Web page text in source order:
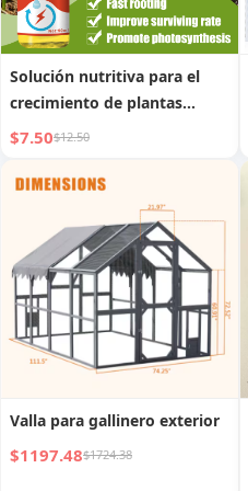
Solución nutritiva para el
crecimiento de plantas
Yegbong: Activa la vitalidad
raíces robustas, acelera el
crecimiento de las flores
$7.50$12.50
Valla para gallinero exterior
$1197.48$1724.38